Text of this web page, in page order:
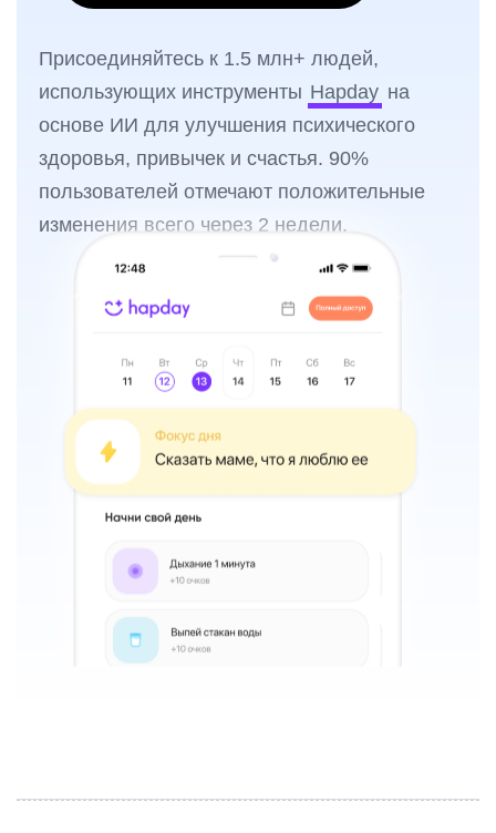
Присоединяйтесь к 1.5 млн+ людей,
использующих инструменты Hapday на
основе ИИ для улучшения психического
здоровья, привычек и счастья. 90%
пользователей отмечают положительные
изменения всего через 2 недели.